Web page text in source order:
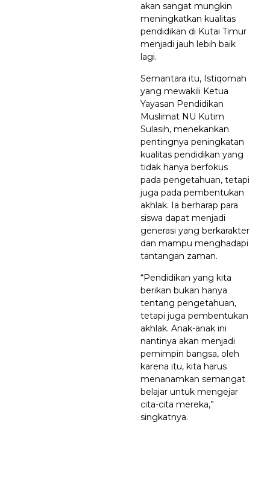
akan sangat mungkin
meningkatkan kualitas
pendidikan di Kutai Timur
menjadi jauh lebih baik
lagi.
Semantara itu, Istiqomah
yang mewakili Ketua
Yayasan Pendidikan
Muslimat NU Kutim
Sulasih, menekankan
pentingnya peningkatan
kualitas pendidikan yang
tidak hanya berfokus
pada pengetahuan, tetapi
juga pada pembentukan
akhlak. Ia berharap para
siswa dapat menjadi
generasi yang berkarakter
dan mampu menghadapi
tantangan zaman.
“Pendidikan yang kita
berikan bukan hanya
tentang pengetahuan,
tetapi juga pembentukan
akhlak. Anak-anak ini
nantinya akan menjadi
pemimpin bangsa, oleh
karena itu, kita harus
menanamkan semangat
belajar untuk mengejar
cita-cita mereka,”
singkatnya.